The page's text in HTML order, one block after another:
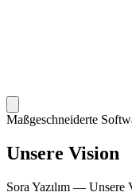
Maßgeschneiderte
Unsere Vision
Sora Yazılım — Unsere